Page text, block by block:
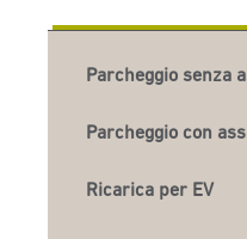
Parcheggio senza
Parcheggio con
Ricarica per EV